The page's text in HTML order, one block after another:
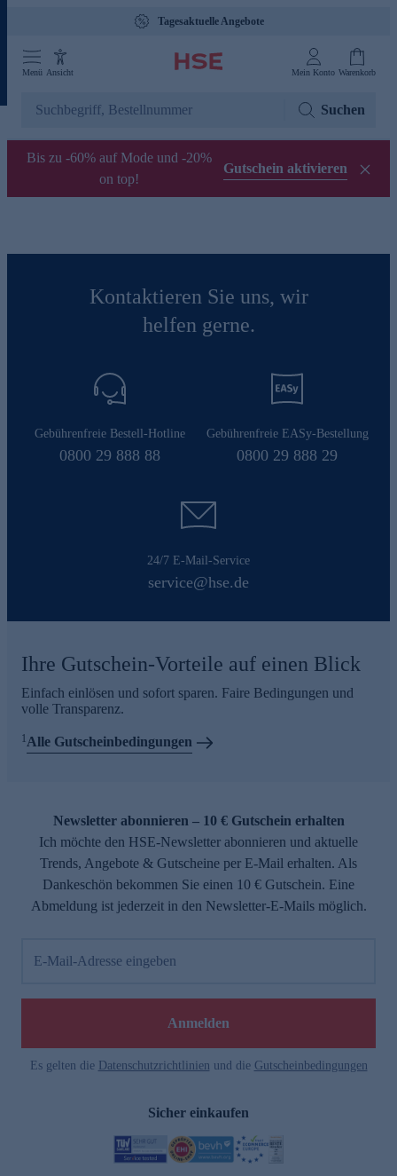
Tagesaktuelle Angebote
Menü Ansicht Mein Konto Warenkorb
Suchen
Bis zu -60% auf Mode und -20%
on top!
Gutschein aktivieren
Kontaktieren Sie uns, wir
helfen gerne.
Gebührenfreie Bestell-Hotline
0800 29 888 88
Gebührenfreie EASy-Bestellung
0800 29 888 29
24/7 E-Mail-Service
service@hse.de
Ihre Gutschein-Vorteile auf einen Blick
Einfach einlösen und sofort sparen. Faire Bedingungen und
volle Transparenz.
1Alle Gutscheinbedingungen
Newsletter abonnieren – 10 € Gutschein erhalten
Ich möchte den HSE-Newsletter abonnieren und aktuelle
Trends, Angebote & Gutscheine per E-Mail erhalten. Als
Dankeschön bekommen Sie einen 10 € Gutschein. Eine
Abmeldung ist jederzeit in den Newsletter-E-Mails möglich.
E-Mail-Adresse eingeben
Anmelden
Es gelten die Datenschutzrichtlinien und die Gutscheinbedingungen
Sicher einkaufen